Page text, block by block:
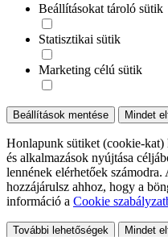
Beállításokat tároló sütik
Statisztikai sütik
Marketing célú sütik
Beállítások mentése Mindet
Honlapunk sütiket (cookie-kat)
és alkalmazások nyújtása
lennének elérhetőek
hozzájárulsz ahhoz, hogy a
információ a Cookie
További lehetőségek Mindet